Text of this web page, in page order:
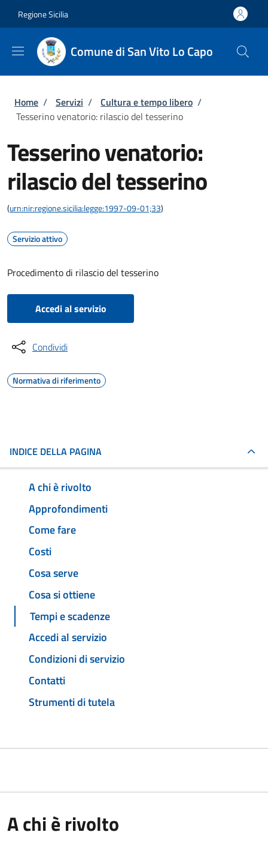
Regione Sicilia
Comune di San Vito Lo Capo
Briciole di pane
Home / Servizi / Cultura e tempo libero /
Tesserino venatorio: rilascio del tesserino
Tesserino venatorio:
rilascio del tesserino
(urn:nir:regione.sicilia:legge:1997-09-01;33)
Servizio attivo
Procedimento di rilascio del tesserino
Accedi al servizio
Condividi
Normativa di riferimento
INDICE DELLA PAGINA
A chi è rivolto
Approfondimenti
Come fare
Costi
Cosa serve
Cosa si ottiene
Tempi e scadenze
Accedi al servizio
Condizioni di servizio
Contatti
Strumenti di tutela
A chi è rivolto